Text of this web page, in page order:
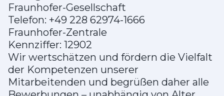
Fraunhofer-Gesellschaft
Telefon: +49 228 62974-1666
Fraunhofer-Zentrale
Kennziffer: 12902
Wir wertschätzen und fördern die Vielfalt
der Kompetenzen unserer
Mitarbeitenden und begrüßen daher alle